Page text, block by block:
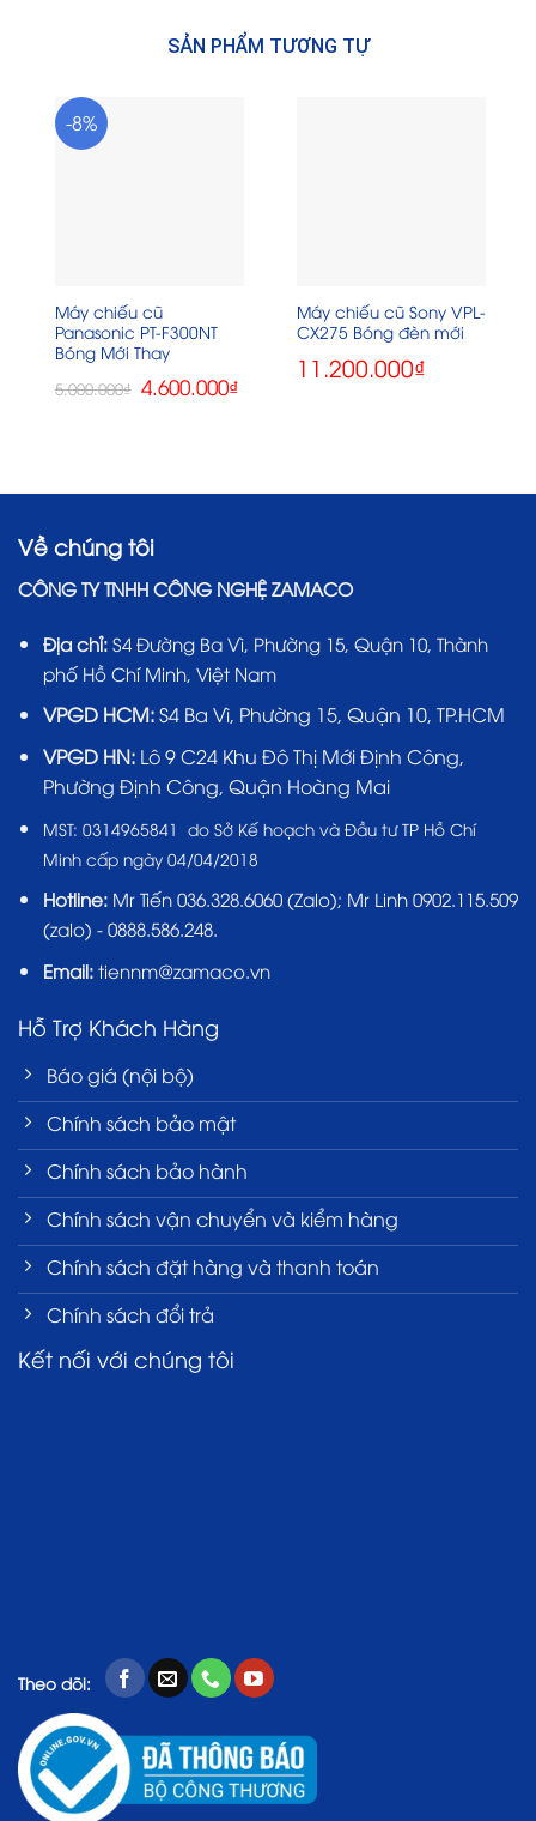
SẢN PHẨM TƯƠNG TỰ
-8%
Máy chiếu cũ
Panasonic PT-F300NT
Bóng Mới Thay
5.000.000₫ Giá
gốc
4.600.000₫Giá
hiện
Máy chiếu cũ Sony VPL-
CX275 Bóng đèn mới
11.200.000₫
Về chúng tôi
CÔNG TY TNHH CÔNG NGHỆ ZAMACO
Địa chỉ: S4 Đường Ba Vì, Phường 15, Quận 10, Thành
phố Hồ Chí Minh, Việt Nam
VPGD HCM:S4 Ba Vì, Phường 15, Quận 10, TP.HCM
VPGD HN:Lô 9 C24 Khu Đô Thị Mới Định Công,
Phường Định Công, Quận Hoàng Mai
MST: 0314965841 do Sở Kế hoạch và Đầu tư TP Hồ Chí
Minh cấp ngày 04/04/2018
Hotline: Mr Tiến 036.328.6060(Zalo); Mr Linh 0902.115.509
(zalo) - 0888.586.248.
Email:tiennm@zamaco.vn
Hỗ Trợ Khách Hàng
Báo giá (nội bộ)
Chính sách bảo mật
Chính sách bảo hành
Chính sách vận chuyển và kiểm hàng
Chính sách đặt hàng và thanh toán
Chính sách đổi trả
Kết nối với chúng tôi
Theo dõi: